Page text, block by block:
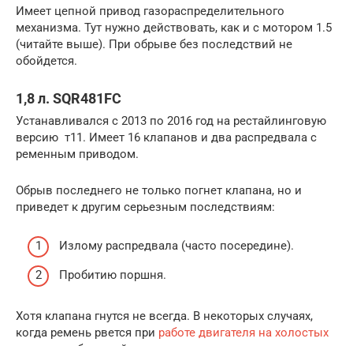
Имеет цепной привод газораспределительного
механизма. Тут нужно действовать, как и с мотором 1.5
(читайте выше). При обрыве без последствий не
обойдется.
1,8 л. SQR481FC
Устанавливался с 2013 по 2016 год на рестайлинговую
версию т11. Имеет 16 клапанов и два распредвала с
ременным приводом.
Обрыв последнего не только погнет клапана, но и
приведет к другим серьезным последствиям:
Излому распредвала (часто посередине).
Пробитию поршня.
Хотя клапана гнутся не всегда. В некоторых случаях,
когда ремень рвется при работе двигателя на холостых